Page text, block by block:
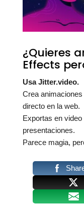
¿Quieres
Effects
Usa Jitter.video.
Crea
directo en la web.
Exportas en
presentaciones.
Parece magia,